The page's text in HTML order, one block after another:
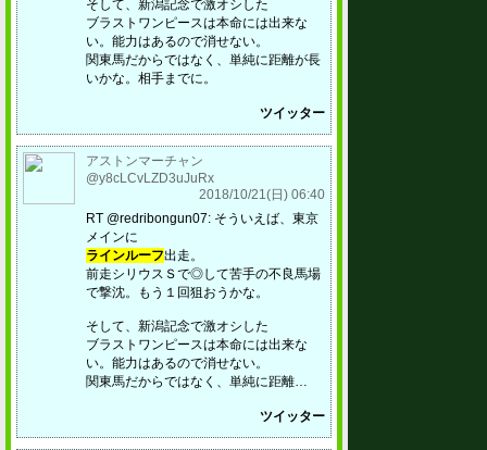
そして、新潟記念で激オシした
ブラストワンピースは本命には出来な
い。能力はあるので消せない。
関東馬だからではなく、単純に距離が長
いかな。相手までに。
ツイッター
アストンマーチャン
@y8cLCvLZD3uJuRx
2018/10/21(日) 06:40
RT @redribongun07: そういえば、東京
メインに
ラインルーフ出走。
前走シリウスＳで◎して苦手の不良馬場
で撃沈。もう１回狙おうかな。
そして、新潟記念で激オシした
ブラストワンピースは本命には出来な
い。能力はあるので消せない。
関東馬だからではなく、単純に距離…
ツイッター